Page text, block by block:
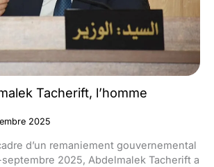
Tacherift, l’homme
2025
d’un remaniement gouvernemental
2025, Abdelmalek Tacherift a